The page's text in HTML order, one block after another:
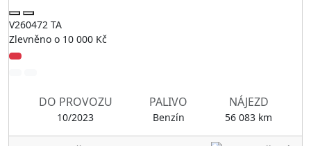
V260472 TA
Zlevněno o 10 000 Kč
DO PROVOZU
10/2023
PALIVO
Benzín
NÁJEZD
56 083 km